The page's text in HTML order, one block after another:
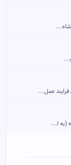
عمل...
(به ا...